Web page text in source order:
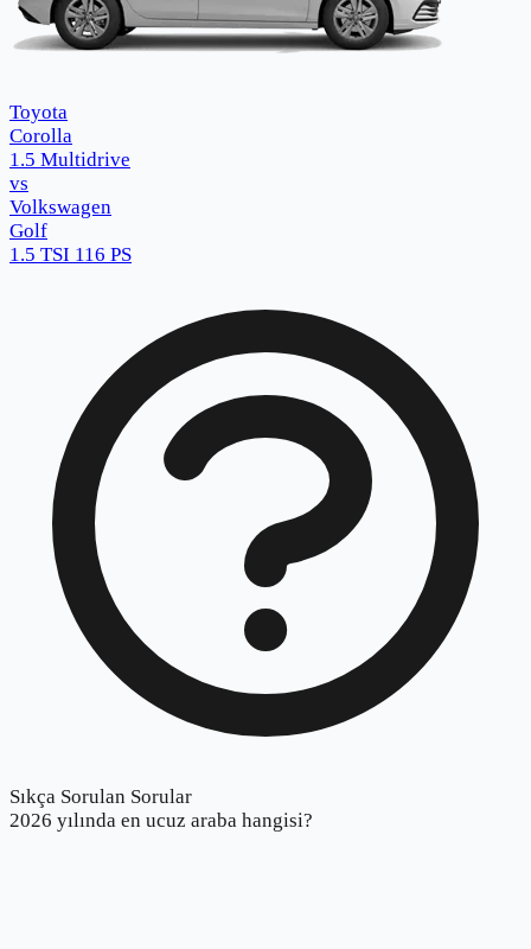
Toyota
Corolla
1.5 Multidrive
vs
Volkswagen
Golf
1.5 TSI 116 PS
Sıkça Sorulan Sorular
2026 yılında en ucuz araba hangisi?